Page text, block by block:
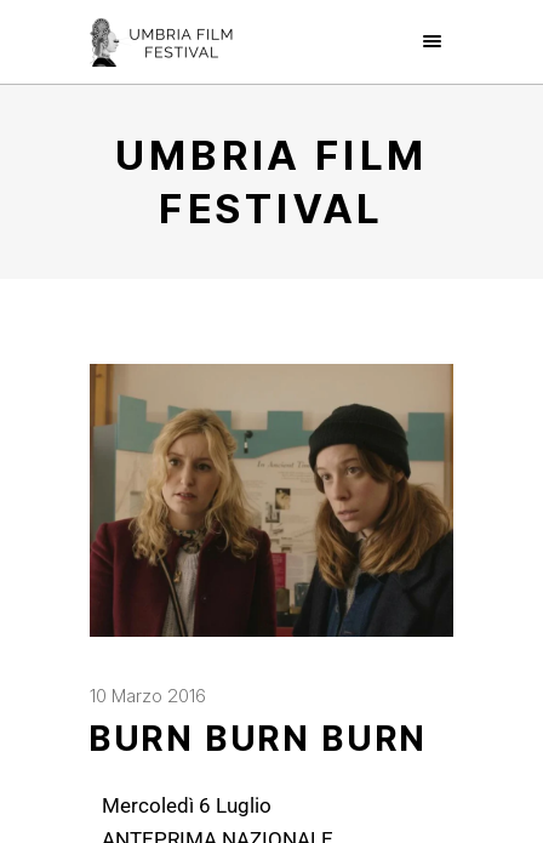
UMBRIA FILM
FESTIVAL
10 Marzo 2016
BURN BURN BURN
Mercoledì 6 Luglio